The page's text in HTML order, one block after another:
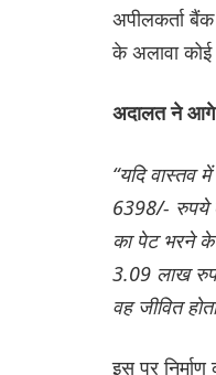
अपीलकर्ता
के अलावा कोई
अदालत ने आगे
“यदि वास्तव
6398/- रुपये
का पेट भरने के
3.09 लाख
वह जीवित
इस पर